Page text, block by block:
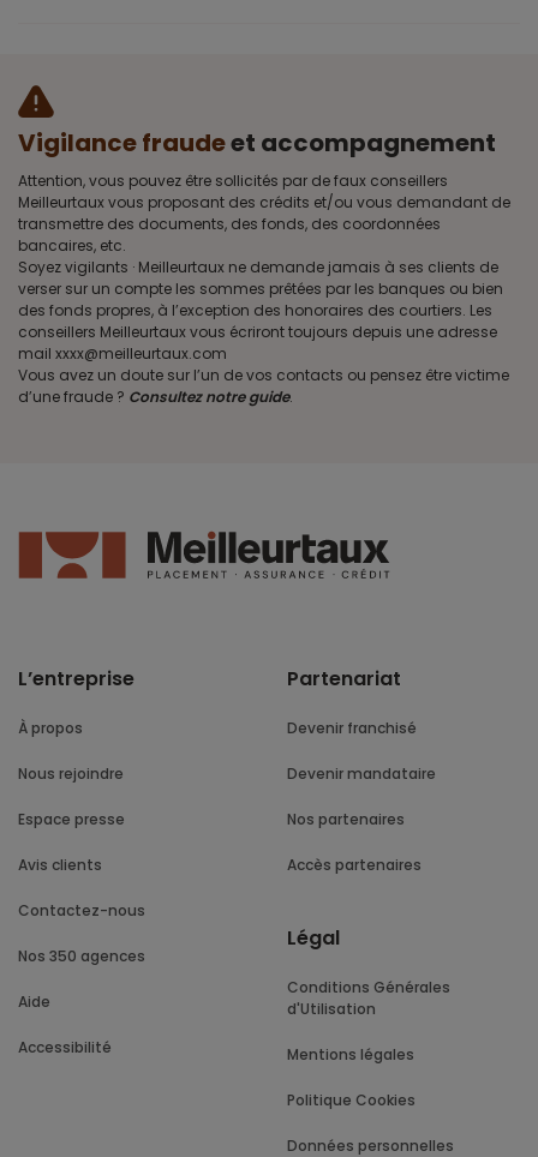
Vigilance fraudeet accompagnement
Attention, vous pouvez être sollicités par de faux conseillers
Meilleurtaux vous proposant des crédits et/ou vous demandant de
transmettre des documents, des fonds, des coordonnées
bancaires, etc.
Soyez vigilants · Meilleurtaux ne demande jamais à ses clients de
verser sur un compte les sommes prêtées par les banques ou bien
des fonds propres, à l’exception des honoraires des courtiers. Les
conseillers Meilleurtaux vous écriront toujours depuis une adresse
mail xxxx@meilleurtaux.com
Vous avez un doute sur l’un de vos contacts ou pensez être victime
d’une fraude ? Consultez notre guide.
L’entreprise
À propos
Nous rejoindre
Espace presse
Avis clients
Contactez-nous
Nos 350 agences
Aide
Accessibilité
Partenariat
Devenir franchisé
Devenir mandataire
Nos partenaires
Accès partenaires
Légal
Conditions Générales
d'Utilisation
Mentions légales
Politique Cookies
Données personnelles